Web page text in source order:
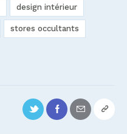
design intérieur
stores occultants